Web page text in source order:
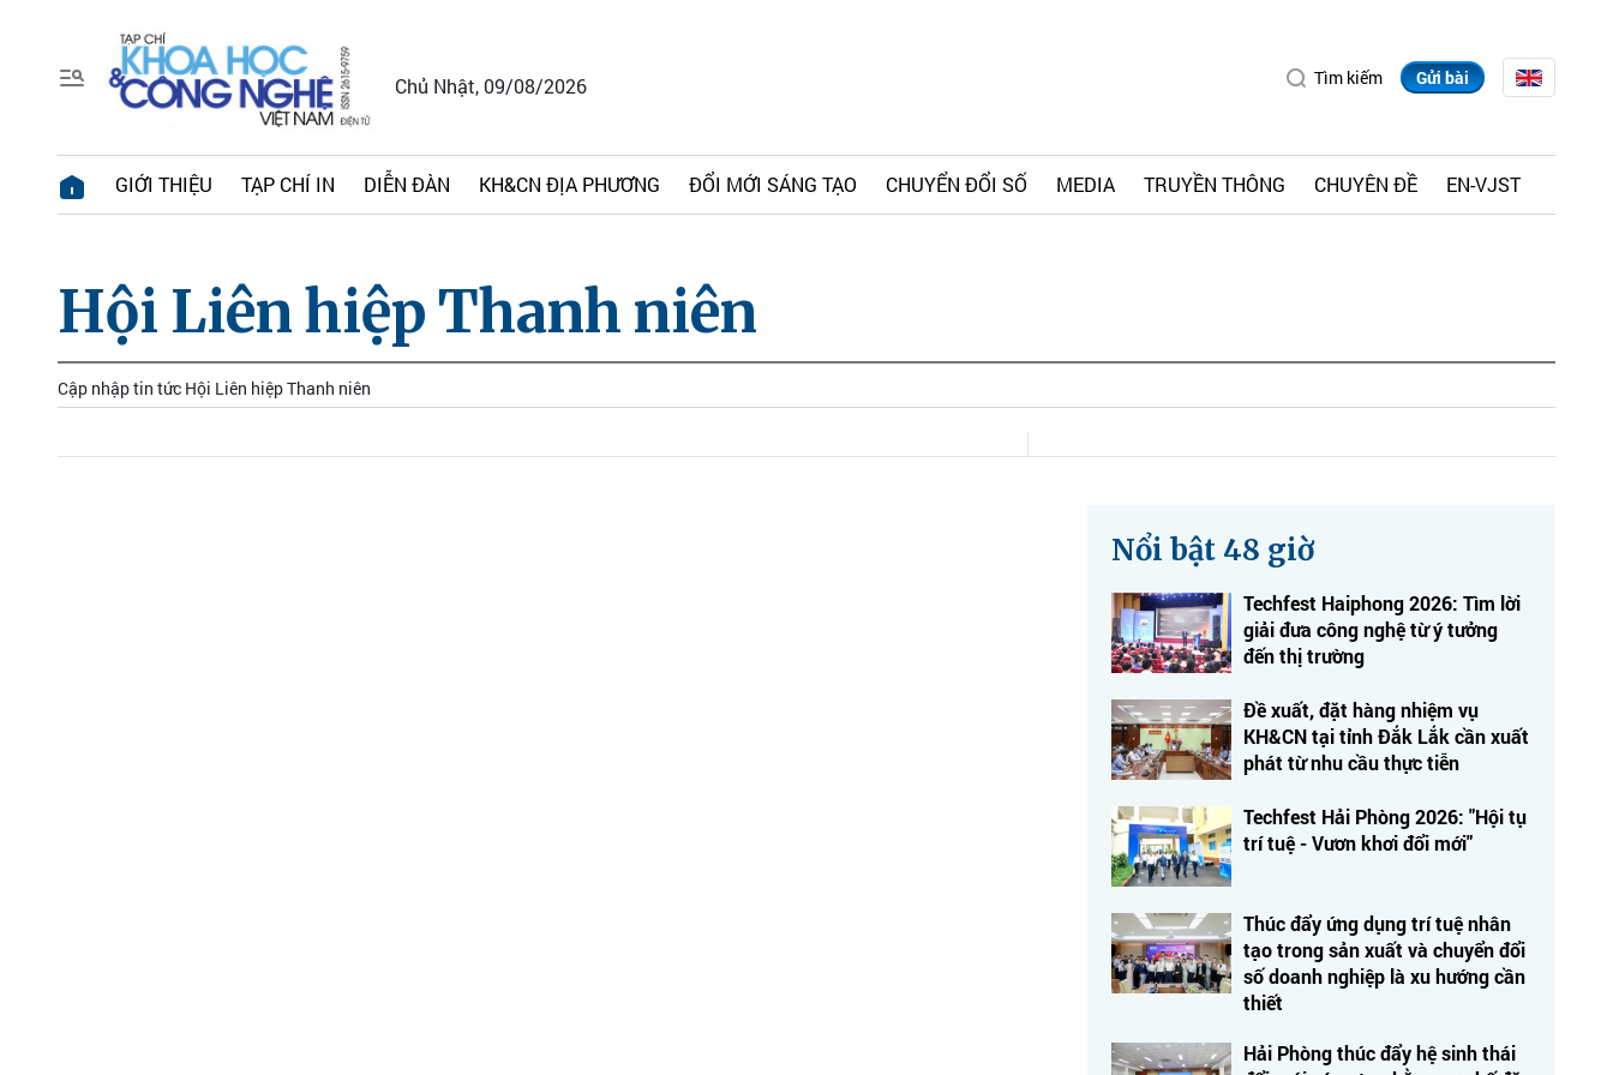
Chủ Nhật, 09/08/2026 Tìm kiếm Gửi bài
GIỚI THIỆU TẠP CHÍ IN DIỄN ĐÀN KH&CN ĐỊA PHƯƠNG ĐỔI MỚI SÁNG TẠO CHUYỂN ĐỔI SỐ MEDIA TRUYỀN THÔNG CHUYÊN ĐỀ EN-VJST
Hội Liên hiệp Thanh niên
Cập nhập tin tức Hội Liên hiệp Thanh niên
Nổi bật 48 giờ
Techfest Haiphong 2026: Tìm lời
giải đưa công nghệ từ ý tưởng
đến thị trường
Đề xuất, đặt hàng nhiệm vụ
KH&CN tại tỉnh Đắk Lắk cần xuất
phát từ nhu cầu thực tiễn
Techfest Hải Phòng 2026: "Hội tụ
trí tuệ - Vươn khơi đổi mới"
Thúc đẩy ứng dụng trí tuệ nhân
tạo trong sản xuất và chuyển đổi
số doanh nghiệp là xu hướng cần
thiết
Hải Phòng thúc đẩy hệ sinh thái